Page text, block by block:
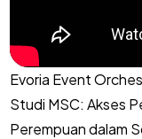
Evoria Event
Studi MSC: Akses
Perempuan dalam